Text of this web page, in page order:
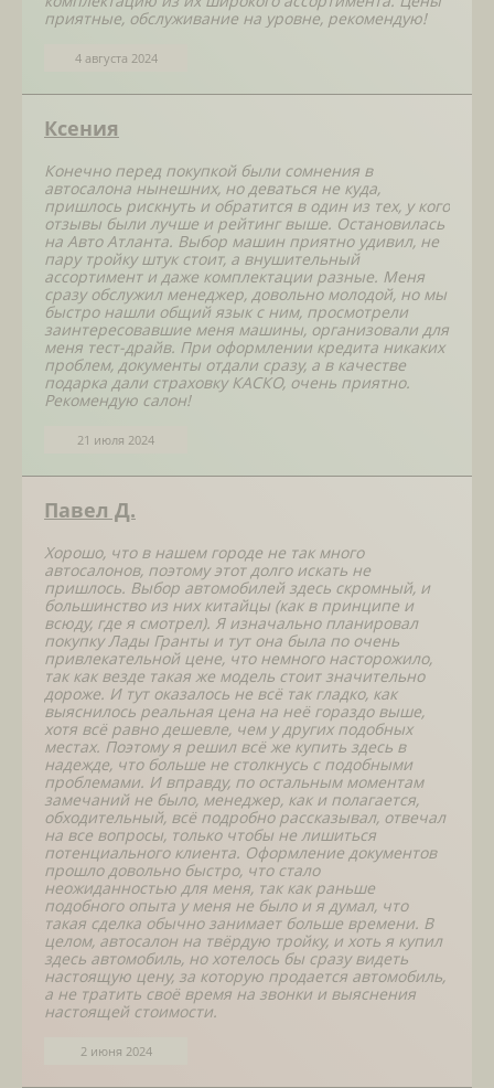
приятные, обслуживание на уровне, рекомендую!
4 августа 2024
Ксения
Конечно перед покупкой были сомнения в
автосалона нынешних, но деваться не куда,
пришлось рискнуть и обратится в один из тех, у кого
отзывы были лучше и рейтинг выше. Остановилась
на Авто Атланта. Выбор машин приятно удивил, не
пару тройку штук стоит, а внушительный
ассортимент и даже комплектации разные. Меня
сразу обслужил менеджер, довольно молодой, но мы
быстро нашли общий язык с ним, просмотрели
заинтересовавшие меня машины, организовали для
меня тест-драйв. При оформлении кредита никаких
проблем, документы отдали сразу, а в качестве
подарка дали страховку КАСКО, очень приятно.
Рекомендую салон!
21 июля 2024
Павел Д.
Хорошо, что в нашем городе не так много
автосалонов, поэтому этот долго искать не
пришлось. Выбор автомобилей здесь скромный, и
большинство из них китайцы (как в принципе и
всюду, где я смотрел). Я изначально планировал
покупку Лады Гранты и тут она была по очень
привлекательной цене, что немного насторожило,
так как везде такая же модель стоит значительно
дороже. И тут оказалось не всё так гладко, как
выяснилось реальная цена на неё гораздо выше,
хотя всё равно дешевле, чем у других подобных
местах. Поэтому я решил всё же купить здесь в
надежде, что больше не столкнусь с подобными
проблемами. И вправду, по остальным моментам
замечаний не было, менеджер, как и полагается,
обходительный, всё подробно рассказывал, отвечал
на все вопросы, только чтобы не лишиться
потенциального клиента. Оформление документов
прошло довольно быстро, что стало
неожиданностью для меня, так как раньше
подобного опыта у меня не было и я думал, что
такая сделка обычно занимает больше времени. В
целом, автосалон на твёрдую тройку, и хоть я купил
здесь автомобиль, но хотелось бы сразу видеть
настоящую цену, за которую продается автомобиль,
а не тратить своё время на звонки и выяснения
настоящей стоимости.
2 июня 2024